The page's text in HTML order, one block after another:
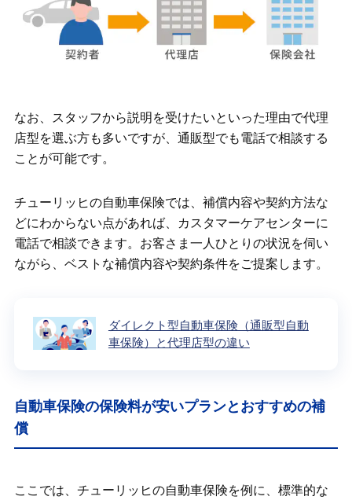
なお、スタッフから説明を受けたいといった理由で代理
店型を選ぶ方も多いですが、通販型でも電話で相談する
ことが可能です。
チューリッヒの自動車保険では、補償内容や契約方法な
どにわからない点があれば、カスタマーケアセンターに
電話で相談できます。お客さま一人ひとりの状況を伺い
ながら、ベストな補償内容や契約条件をご提案します。
ダイレクト型自動車保険（通販型自動
車保険）と代理店型の違い
自動車保険の保険料が安いプランとおすすめの補
償
ここでは、チューリッヒの自動車保険を例に、標準的な